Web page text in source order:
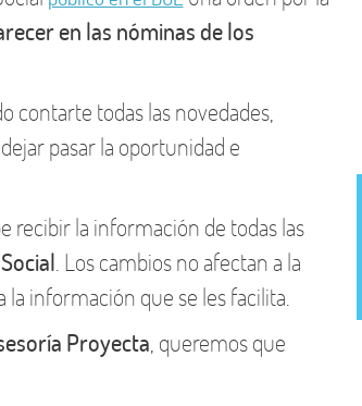
en las nóminas de los
contarte todas las novedades,
pasar la oportunidad e
recibir la información de todas las
. Los cambios no afectan a la
información que se les facilita.
Proyecta , queremos que